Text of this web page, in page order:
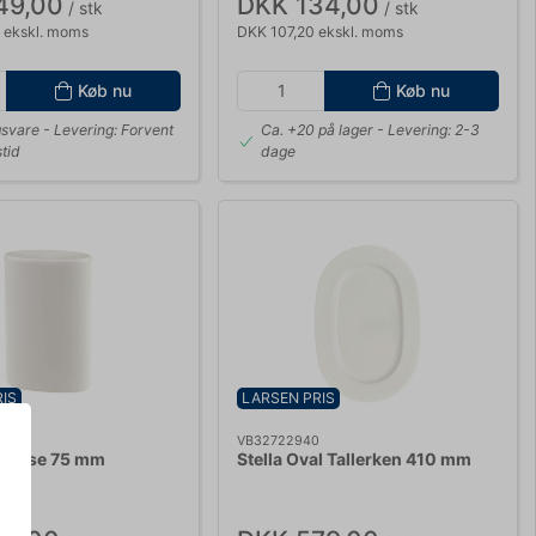
/ stk
ekskl. moms
Køb nu
- Levering: Forvent
/ stk
DKK 107,20 ekskl. moms
Køb nu
Ca. +20 på lager - Levering: 2-3
dage
75 mm
LARSEN PRIS
VB32722940
Stella Oval Tallerken 410 mm